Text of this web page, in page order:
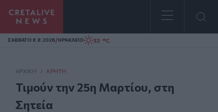
Homepage
ΣAΒΒΑΤΟ 8.8.2026/ΗΡΑΚΛΕΙΟ 33 °C
ΑΡΧΙΚΗ / ΚΡΉΤΗ
Τιμούν την 25η Μαρτίου, στη
Σητεία